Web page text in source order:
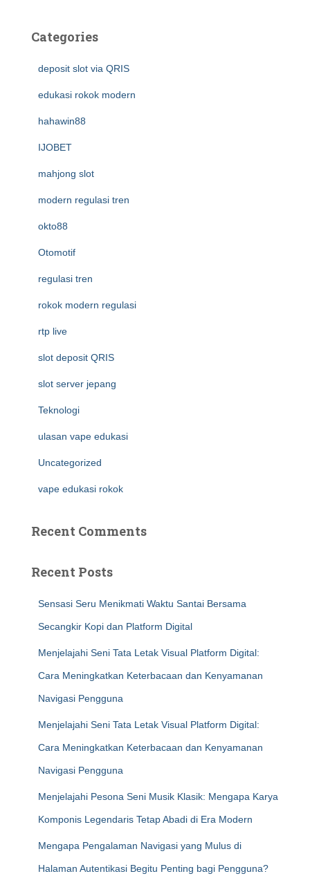
Categories
deposit slot via QRIS
edukasi rokok modern
hahawin88
IJOBET
mahjong slot
modern regulasi tren
okto88
Otomotif
regulasi tren
rokok modern regulasi
rtp live
slot deposit QRIS
slot server jepang
Teknologi
ulasan vape edukasi
Uncategorized
vape edukasi rokok
Recent Comments
Recent Posts
Sensasi Seru Menikmati Waktu Santai Bersama
Secangkir Kopi dan Platform Digital
Menjelajahi Seni Tata Letak Visual Platform Digital:
Cara Meningkatkan Keterbacaan dan Kenyamanan
Navigasi Pengguna
Menjelajahi Seni Tata Letak Visual Platform Digital:
Cara Meningkatkan Keterbacaan dan Kenyamanan
Navigasi Pengguna
Menjelajahi Pesona Seni Musik Klasik: Mengapa Karya
Komponis Legendaris Tetap Abadi di Era Modern
Mengapa Pengalaman Navigasi yang Mulus di
Halaman Autentikasi Begitu Penting bagi Pengguna?